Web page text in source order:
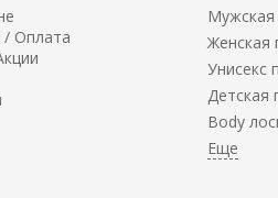
/ Оплата
Женская
Унисекс
Детская
Body